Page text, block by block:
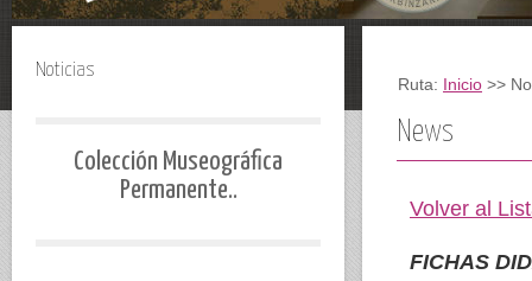
Ruta: Inicio >>
News
Volver al
FICHAS
Noticias
Colección Museográfica
Permanente..